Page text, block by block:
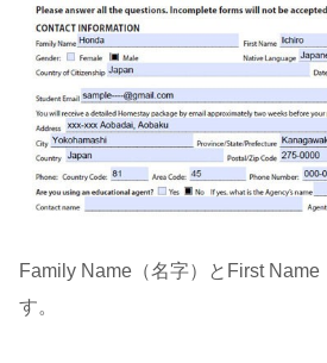
Family Name（名字）とFirst Name
す。